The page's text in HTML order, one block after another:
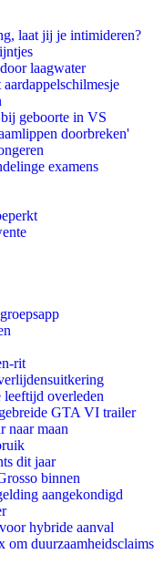
laat jij je intimideren?
laagwater
geboorte in VS
doorbreken'
examens
rit
leeftijd overleden
GTA VI trailer
naar maan
dit jaar
binnen
aangekondigd
hybride aanval
om duurzaamheidsclaims